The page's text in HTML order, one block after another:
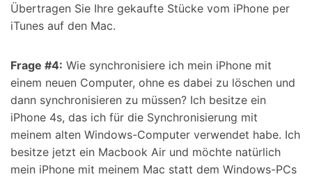
Übertragen Sie Ihre gekaufte Stücke vom iPhone per
iTunes auf den Mac.
Frage #4: Wie synchronisiere ich mein iPhone mit
einem neuen Computer, ohne es dabei zu löschen und
dann synchronisieren zu müssen? Ich besitze ein
iPhone 4s, das ich für die Synchronisierung mit
meinem alten Windows-Computer verwendet habe. Ich
besitze jetzt ein Macbook Air und möchte natürlich
mein iPhone mit meinem Mac statt dem Windows-PCs